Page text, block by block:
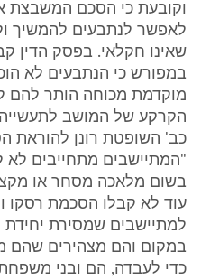
וקובעת כי הסכם המשבצת
לאפשר לנתבעים להמשיך
שאינו חקלאי. בפסק הדין
במפורש כי הנתבעים לא
מוקדמת מכוחה הותר להם
הקרקע של המושב לתעשייה
כב' השופטת רונן להוראת
"המתיישבים מתחייבים
בשום מלאכה מסחר או
עוד לא קבלו הסכמת רסקו
למתיישבים שמסירת
במקום והם מצהירים שהם
כדי לעבדה, הם ובני